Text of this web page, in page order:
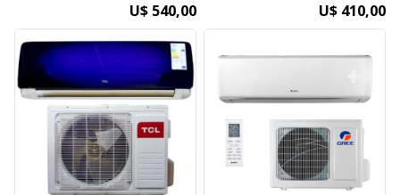
U$ 540,00 U$ 410,00